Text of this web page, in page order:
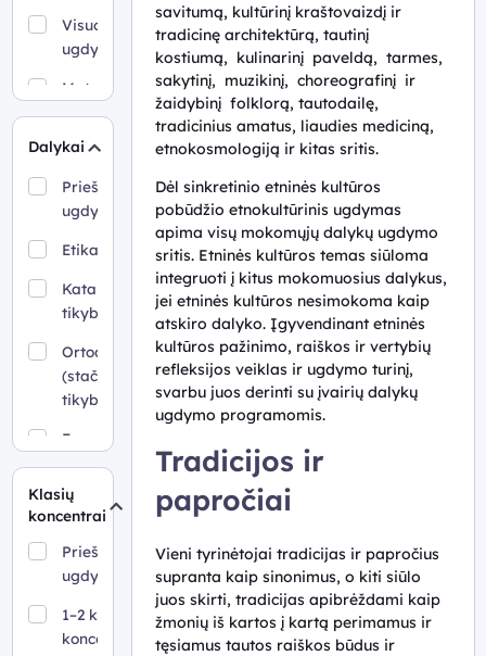
Visuomeninis
ugdymas
Matematinis,
gamtamokslinis
ir technologinis
Meninis
ugdymas
Fizinis ir
sveikatos
ugdymas
Dalykai
Priešmokyklinis
ugdymas
Etika
Katalikų
tikyba
Ortodoksų
(stačiatikių)
tikyba
Evangelikų
tikyba
Evangelikų
reformatų
tikyba
Karaimų
tikyba
Klasių
koncentrai
Priešmokyklinis
ugdymas
1–2 klasių
koncentras
savitumą, kultūrinį kraštovaizdį ir
tradicinę architektūrą, tautinį
kostiumą, kulinarinį paveldą, tarmes,
sakytinį, muzikinį, choreografinį ir
žaidybinį folklorą, tautodailę,
tradicinius amatus, liaudies mediciną,
etnokosmologiją ir kitas sritis.
Dėl sinkretinio etninės kultūros
pobūdžio etnokultūrinis ugdymas
apima visų mokomųjų dalykų ugdymo
sritis. Etninės kultūros temas siūloma
integruoti į kitus mokomuosius dalykus,
jei etninės kultūros nesimokoma kaip
atskiro dalyko. Įgyvendinant etninės
kultūros pažinimo, raiškos ir vertybių
refleksijos veiklas ir ugdymo turinį,
svarbu juos derinti su įvairių dalykų
ugdymo programomis.
Tradicijos ir
papročiai
Vieni tyrinėtojai tradicijas ir papročius
supranta kaip sinonimus, o kiti siūlo
juos skirti, tradicijas apibrėždami kaip
žmonių iš kartos į kartą perimamus ir
tęsiamus tautos raiškos būdus ir